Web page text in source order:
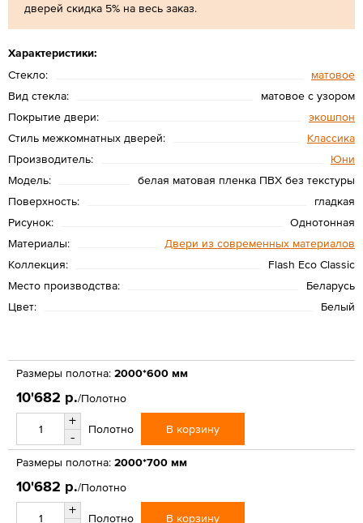
дверей скидка 5% на весь заказ.
Характеристики:
Стекло:
матовое
Вид стекла:
матовое с узором
Покрытие двери:
экошпон
Стиль межкомнатных дверей:
Классика
Производитель:
Юни
Модель:
белая матовая пленка ПВХ без текстуры
Поверхность:
гладкая
Рисунок:
Однотонная
Материалы:
Двери из современных материалов
Коллекция:
Flash Eco Classic
Место производства:
Беларусь
Цвет:
Белый
Размеры полотна: 2000*600 мм
10'682 р./Полотно
+
-
Полотно В корзину
Размеры полотна: 2000*700 мм
10'682 р./Полотно
+
Полотно В корзину